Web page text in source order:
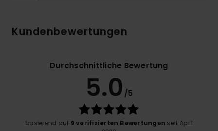
Kundenbewertungen
Durchschnittliche Bewertung
5.0 /5
basierend auf 9 verifizierten Bewertungen seit April